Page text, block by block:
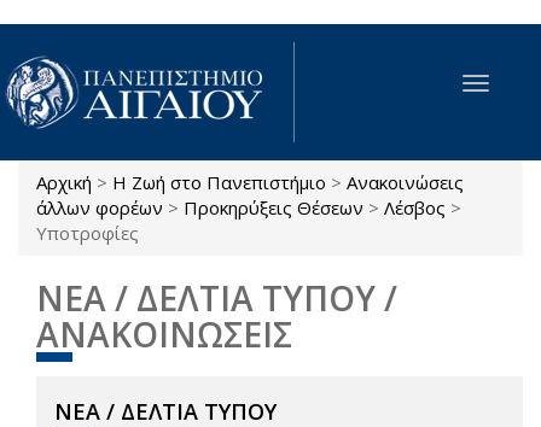
Παράκαμψη προς το κυρίως περιεχόμενο
Toggle
Είστε εδώ
Αρχική > Η Ζωή στο Πανεπιστήμιο > Ανακοινώσεις
άλλων φορέων > Προκηρύξεις Θέσεων > Λέσβος >
Υποτροφίες
ΝΕΑ / ΔΕΛΤΙΑ ΤΥΠΟΥ /
ΑΝΑΚΟΙΝΩΣΕΙΣ
ΝΕΑ / ΔΕΛΤΙΑ ΤΥΠΟΥ